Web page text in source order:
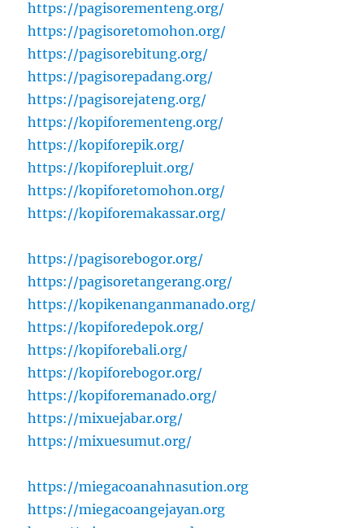
https://pagisorementeng.org/
https://pagisoretomohon.org/
https://pagisorebitung.org/
https://pagisorepadang.org/
https://pagisorejateng.org/
https://kopiforementeng.org/
https://kopiforepik.org/
https://kopiforepluit.org/
https://kopiforetomohon.org/
https://kopiforemakassar.org/
https://pagisorebogor.org/
https://pagisoretangerang.org/
https://kopikenanganmanado.org/
https://kopiforedepok.org/
https://kopiforebali.org/
https://kopiforebogor.org/
https://kopiforemanado.org/
https://mixuejabar.org/
https://mixuesumut.org/
https://miegacoanahnasution.org
https://miegacoangejayan.org